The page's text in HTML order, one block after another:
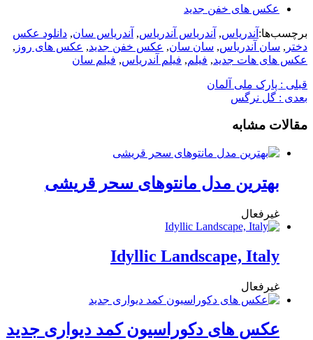
عکس های خفن جدید
برچسب‌ها: آندریاس, آندریاس آندریاس, آندریاس سان, دانلود عکس
دختر , سان آندریاس, سان سان, عکس خفن جدید, عکس های روز ,
عکس های هات جدید, فیلم, فیلم آندریاس, فیلم سان
قبلی : پارک ملی آلمان
بعدی : گل نرگس
مقالات مشابه
بهترین مدل مانتوهای سحر قریشی
غیرفعال
Idyllic Landscape, Italy
غیرفعال
عکس های دکوراسیون کمد دیواری جدید